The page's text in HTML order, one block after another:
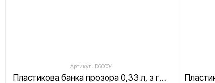
Артикул: D60004
Пластикова банка прозора 0,33 л, з горловиною 63 мм, "циліндр"